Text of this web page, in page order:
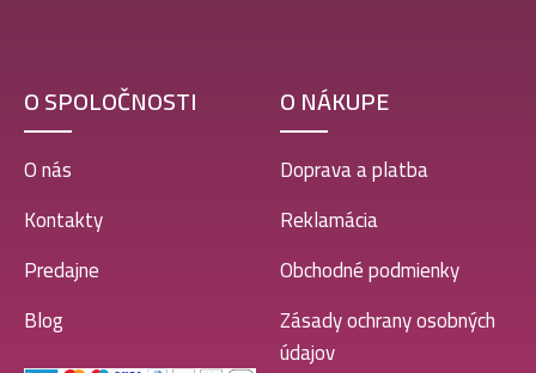
O SPOLOČNOSTI
O nás
Kontakty
Predajne
Blog
O NÁKUPE
Doprava a platba
Reklamácia
Obchodné podmienky
Zásady ochrany osobných
údajov